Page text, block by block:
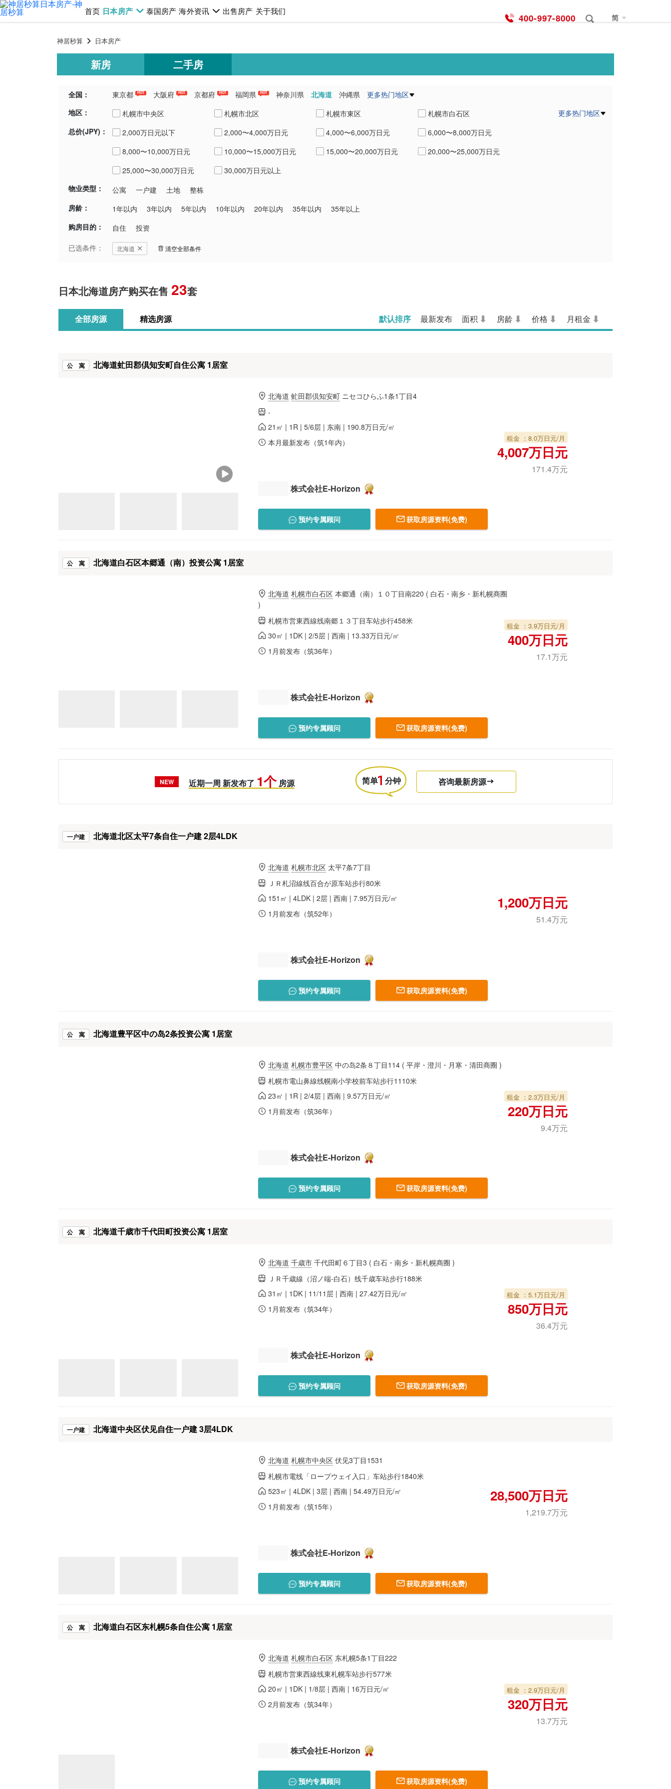
400-997-8000 简
首页 日本房产 泰国房产 海外资讯 出售房产 关于我们
神居秒算 日本房产
新房 二手房
全国： 東京都 HOT 大阪府 HOT 京都府 HOT 福岡県 HOT 神奈川県 北海道 沖縄県
更多热门地区
千葉県
埼玉県 新潟県 愛知県
地区： 札幌市中央区 札幌市北区 札幌市東区
札幌市白石区
札幌市豊平区
札幌市南区 札幌市西区
札幌市手稲区
千歳市
虻田郡倶知安町
更多热门地区
总价(JPY)：
2,000万日元以下 2,000〜4,000万日元 4,000〜6,000万日元
6,000〜8,000万日元
8,000〜10,000万日元
10,000〜15,000万日元 15,000〜20,000万日元
20,000〜25,000万日元
25,000〜30,000万日元
30,000万日元以上
物业类型：
公寓 一户建 土地
整栋
房龄：
1年以内 3年以内 5年以内 10年以内 20年以内 35年以内
35年以上
购房目的：
自住
投资
已选条件：
北海道 清空全部条件
日本北海道房产购买在售 23套
全部房源 精选房源 默认排序 最新发布 面积 房龄 价格 月租金
公 寓 北海道虻田郡倶知安町自住公寓 1居室
北海道 虻田郡倶知安町 ニセコひらふ1条1丁目4
-
21㎡ | 1R | 5/6层 | 东南 | 190.8万日元/㎡
本月最新发布（筑1年内）
株式会社E-Horizon
预约专属顾问 获取房源资料(免费)
租金 ：8.0万日元/月
4,007万日元
171.4万元
公 寓 北海道白石区本郷通（南）投资公寓 1居室
北海道 札幌市白石区 本郷通（南）１０丁目南220 ( 白石・南乡・新札幌商圈
)
札幌市営東西線线南郷１３丁目车站步行458米
30㎡ | 1DK | 2/5层 | 西南 | 13.33万日元/㎡
1月前发布（筑36年）
株式会社E-Horizon
预约专属顾问 获取房源资料(免费)
租金 ：3.9万日元/月
400万日元
17.1万元
NEW 近期一周 新发布了 1个房源 简单 分钟 咨询最新房源
一户建 北海道北区太平7条自住一户建 2层4LDK
北海道 札幌市北区 太平7条7丁目
ＪＲ札沼線线百合が原车站步行80米
151㎡ | 4LDK | 2层 | 西南 | 7.95万日元/㎡
1月前发布（筑52年）
株式会社E-Horizon
预约专属顾问 获取房源资料(免费)
1,200万日元
51.4万元
公 寓 北海道豊平区中の岛2条投资公寓 1居室
北海道 札幌市豊平区 中の岛2条８丁目114 ( 平岸・澄川・月寒・清田商圈 )
札幌市電山鼻線线幌南小学校前车站步行1110米
23㎡ | 1R | 2/4层 | 西南 | 9.57万日元/㎡
1月前发布（筑36年）
株式会社E-Horizon
预约专属顾问 获取房源资料(免费)
租金 ：2.3万日元/月
220万日元
9.4万元
公 寓 北海道千歳市千代田町投资公寓 1居室
北海道 千歳市 千代田町６丁目3 ( 白石・南乡・新札幌商圈 )
ＪＲ千歳線（沼ノ端-白石）线千歳车站步行188米
31㎡ | 1DK | 11/11层 | 西南 | 27.42万日元/㎡
1月前发布（筑34年）
株式会社E-Horizon
预约专属顾问 获取房源资料(免费)
租金 ：5.1万日元/月
850万日元
36.4万元
一户建 北海道中央区伏见自住一户建 3层4LDK
北海道 札幌市中央区 伏见3丁目1531
札幌市電线「ロープウェイ入口」车站步行1840米
523㎡ | 4LDK | 3层 | 西南 | 54.49万日元/㎡
1月前发布（筑15年）
株式会社E-Horizon
预约专属顾问 获取房源资料(免费)
28,500万日元
1,219.7万元
公 寓 北海道白石区东札幌5条自住公寓 1居室
北海道 札幌市白石区 东札幌5条1丁目222
札幌市営東西線线東札幌车站步行577米
20㎡ | 1DK | 1/8层 | 西南 | 16万日元/㎡
2月前发布（筑34年）
株式会社E-Horizon
预约专属顾问 获取房源资料(免费)
租金 ：2.9万日元/月
320万日元
13.7万元